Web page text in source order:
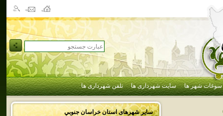
سوغات شهر ها سایت شهرداری ها تلفن شهرداری ها
سایر شهرهای استانخراسان جنوبي